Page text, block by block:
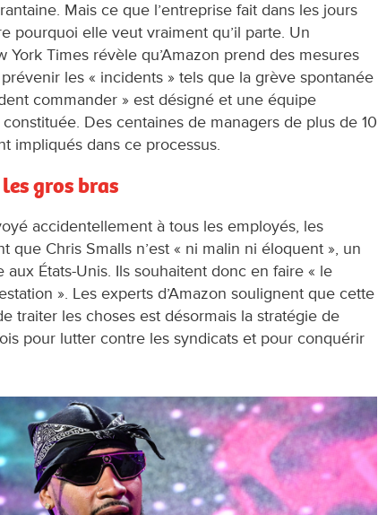
Mais ce que l’entreprise fait dans les jours
pourquoi elle veut vraiment qu’il parte. Un
York Times révèle qu’Amazon prend des mesures
les « incidents » tels que la grève spontanée
commander » est désigné et une équipe
constituée. Des centaines de managers de plus de 10
impliqués dans ce processus.
gros bras
accidentellement à tous les employés, les
que Chris Smalls n’est « ni malin ni éloquent », un
aux États-Unis. Ils souhaitent donc en faire « le
». Les experts d’Amazon soulignent que cette
traiter les choses est désormais la stratégie de
pour lutter contre les syndicats et pour conquérir